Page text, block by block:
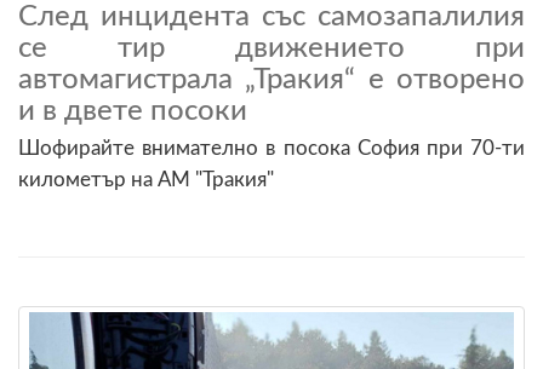
След инцидента със самозапалилия
се тир движението при
автомагистрала „Тракия“ е отворено
и в двете посоки
Шофирайте внимателно в посока София при 70-ти
километър на АМ "Тракия"